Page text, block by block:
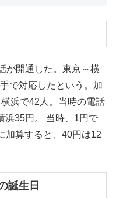
が開通した。東京～横
で対応したという。加
浜で42人。当時の電話
浜35円。 当時、1円で
加算すると、40円は12
誕生日